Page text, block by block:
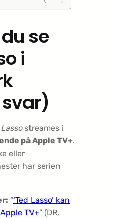
se
i
Lassostreames i
på Apple TV+.
eller
har serien
“‘Ted Lasso’ kan
TV+” (DR,